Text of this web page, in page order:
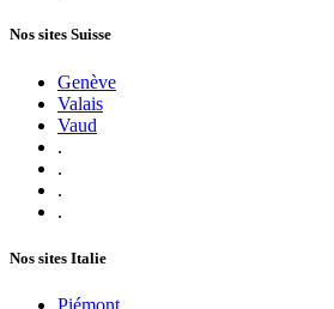
Nos sites Suisse
Genève
Valais
Vaud
.
.
.
.
Nos sites Italie
Piémont